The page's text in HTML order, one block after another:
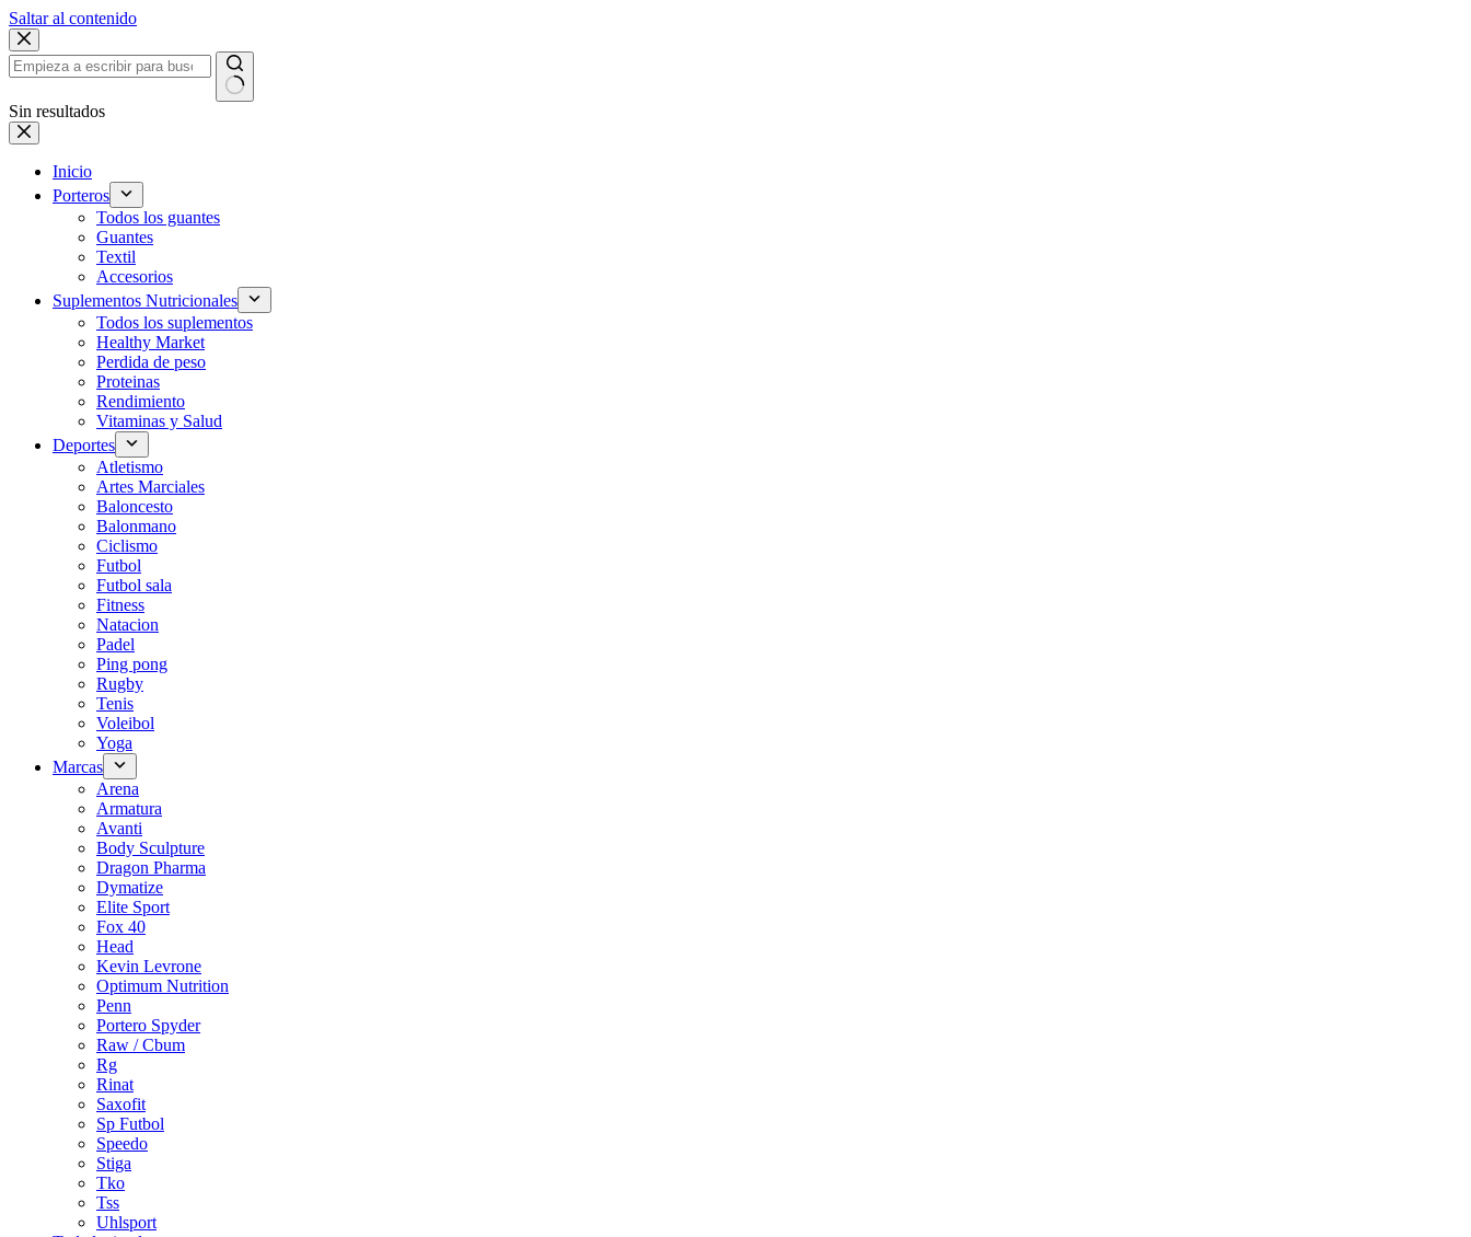
Saltar al contenido
Sin resultados
Inicio
Porteros
Todos los guantes
Guantes
Textil
Accesorios
Suplementos Nutricionales
Todos los suplementos
Healthy Market
Perdida de peso
Proteinas
Rendimiento
Vitaminas y Salud
Deportes
Atletismo
Artes Marciales
Baloncesto
Balonmano
Ciclismo
Futbol
Futbol sala
Fitness
Natacion
Padel
Ping pong
Rugby
Tenis
Voleibol
Yoga
Marcas
Arena
Armatura
Avanti
Body Sculpture
Dragon Pharma
Dymatize
Elite Sport
Fox 40
Head
Kevin Levrone
Optimum Nutrition
Penn
Portero Spyder
Raw / Cbum
Rg
Rinat
Saxofit
Sp Futbol
Speedo
Stiga
Tko
Tss
Uhlsport